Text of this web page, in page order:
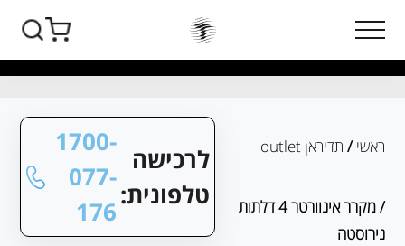
ראשי / תדיראן outlet
/ מקרר אינוורטר 4 דלתות
נירוסטה
1700-
077-
176
לרכישה
טלפונית: